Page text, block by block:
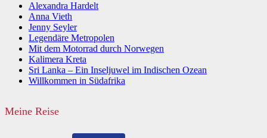
Alexandra Hardelt
Anna Vieth
Jenny Seyler
Legendäre Metropolen
Mit dem Motorrad durch Norwegen
Kalimera Kreta
Sri Lanka – Ein Inseljuwel im Indischen Ozean
Willkommen in Südafrika
Meine Reise